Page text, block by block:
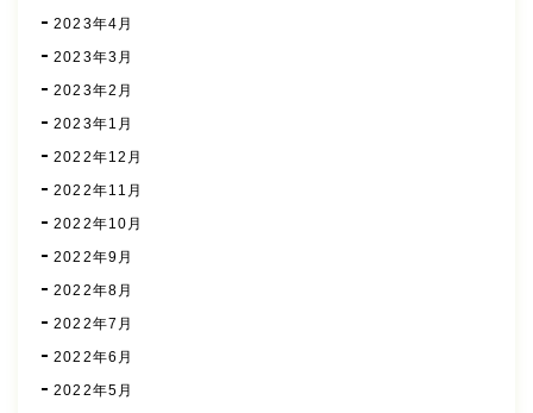
2023年4月
2023年3月
2023年2月
2023年1月
2022年12月
2022年11月
2022年10月
2022年9月
2022年8月
2022年7月
2022年6月
2022年5月